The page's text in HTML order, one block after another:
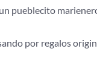
pueblecito
por regalos